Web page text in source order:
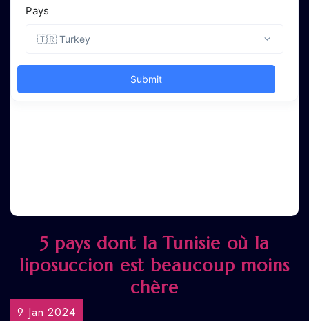
5 pays dont la Tunisie où la
liposuccion est beaucoup moins
chère
9 Jan 2024